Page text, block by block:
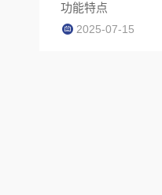
功能特点
2025-07-15